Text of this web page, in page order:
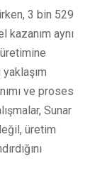
3 bin 529
kazanım aynı
ve proses
Sunar
üretim